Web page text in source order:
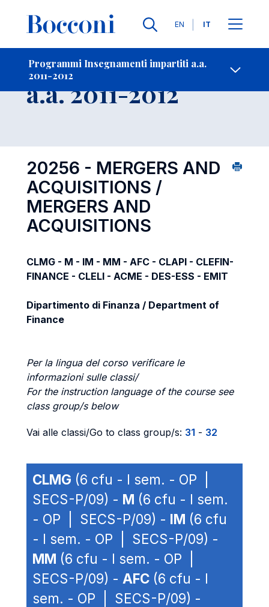
Lingue
EN IT
Programmi Insegnamenti impartiti a.a.
2011-2012
-
Insegnamento
a.a. 2011-2012
20256 - MERGERS AND
ACQUISITIONS /
MERGERS AND
ACQUISITIONS
CLMG - M - IM - MM - AFC - CLAPI - CLEFIN-
FINANCE - CLELI - ACME - DES-ESS - EMIT
Dipartimento di Finanza / Department of
Finance
Per la lingua del corso verificare le
informazioni sulle classi/
For the instruction language of the course see
class group/s below
Vai alle classi/Go to class group/s: 31 - 32
CLMG (6 cfu - I sem. - OP |
SECS-P/09) - M (6 cfu - I sem.
- OP | SECS-P/09) - IM (6 cfu
- I sem. - OP | SECS-P/09) -
MM (6 cfu - I sem. - OP |
SECS-P/09) - AFC (6 cfu - I
sem. - OP | SECS-P/09) -